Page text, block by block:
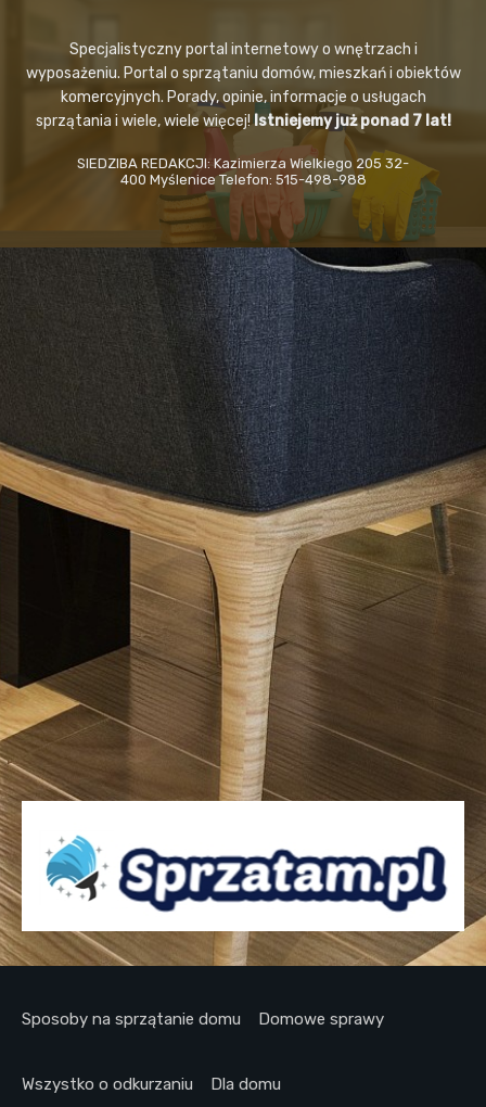
Specjalistyczny portal internetowy o wnętrzach i
wyposażeniu. Portal o sprzątaniu domów, mieszkań i obiektów
komercyjnych. Porady, opinie, informacje o usługach
sprzątania i wiele, wiele więcej!Istniejemy już ponad 7 lat!
SIEDZIBA REDAKCJI: Kazimierza Wielkiego 205 32-
400 Myślenice Telefon: 515-498-988
Sposoby na sprzątanie domu Domowe sprawy
Wszystko o odkurzaniu Dla domu